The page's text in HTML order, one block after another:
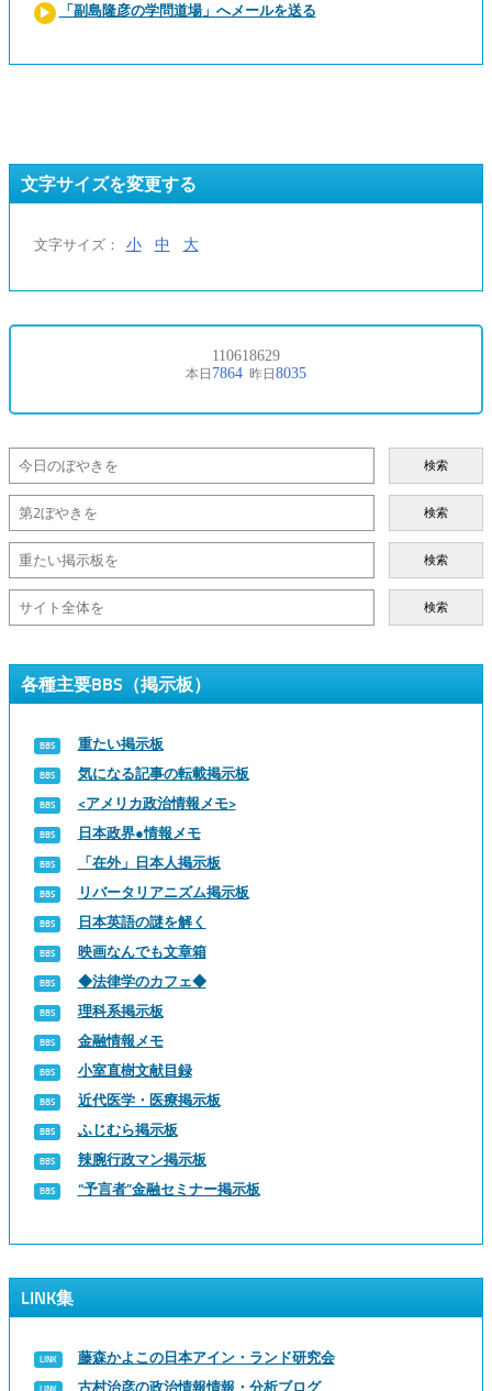
「副島隆彦の学問道場」へメールを送る
文字サイズを変更する
文字サイズ： 小 中 大
検索
検索
検索
検索
各種主要BBS（掲示板）
重たい掲示板
気になる記事の転載掲示板
<アメリカ政治情報メモ>
日本政界●情報メモ
「在外」日本人掲示板
リバータリアニズム掲示板
日本英語の謎を解く
映画なんでも文章箱
◆法律学のカフェ◆
理科系掲示板
金融情報メモ
小室直樹文献目録
近代医学・医療掲示板
ふじむら掲示板
辣腕行政マン掲示板
“予言者”金融セミナー掲示板
LINK集
藤森かよこの日本アイン・ランド研究会
古村治彦の政治情報情報・分析ブログ